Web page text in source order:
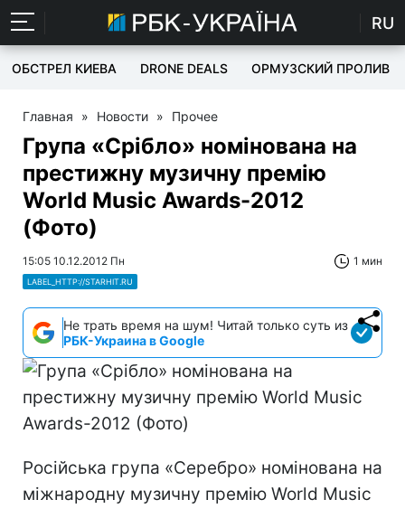
RU
ОБСТРЕЛ КИЕВА DRONE DEALS ОРМУЗСКИЙ ПРОЛИВ
Главная » Новости » Прочее
Група «Срібло» номінована на
престижну музичну премію
World Music Awards-2012
(Фото)
15:05 10.12.2012 Пн 1 мин
LABEL_HTTP://STARHIT.RU
Не трать время на шум! Читай только суть из
РБК-Украина в Google
Російська група «Серебро» номінована на
міжнародну музичну премію World Music